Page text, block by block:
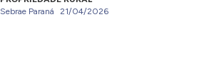
Sebrae Paraná 21/04/2026